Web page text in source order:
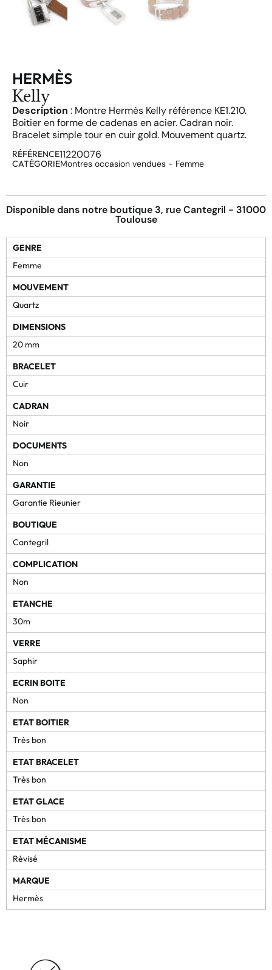
HERMÈS
Kelly
Description : Montre Hermès Kelly référence KE1.210.
Boitier en forme de cadenas en acier. Cadran noir.
Bracelet simple tour en cuir gold. Mouvement quartz.
RÉFÉRENCE11220076
CATÉGORIEMontres occasion vendues - Femme
Disponible dans notre boutique 3, rue Cantegril - 31000
Toulouse
GENRE
Femme
MOUVEMENT
Quartz
DIMENSIONS
20 mm
BRACELET
Cuir
CADRAN
Noir
DOCUMENTS
Non
GARANTIE
Garantie Rieunier
BOUTIQUE
Cantegril
COMPLICATION
Non
ETANCHE
30m
VERRE
Saphir
ECRIN BOITE
Non
ETAT BOITIER
Très bon
ETAT BRACELET
Très bon
ETAT GLACE
Très bon
ETAT MÉCANISME
Révisé
MARQUE
Hermès